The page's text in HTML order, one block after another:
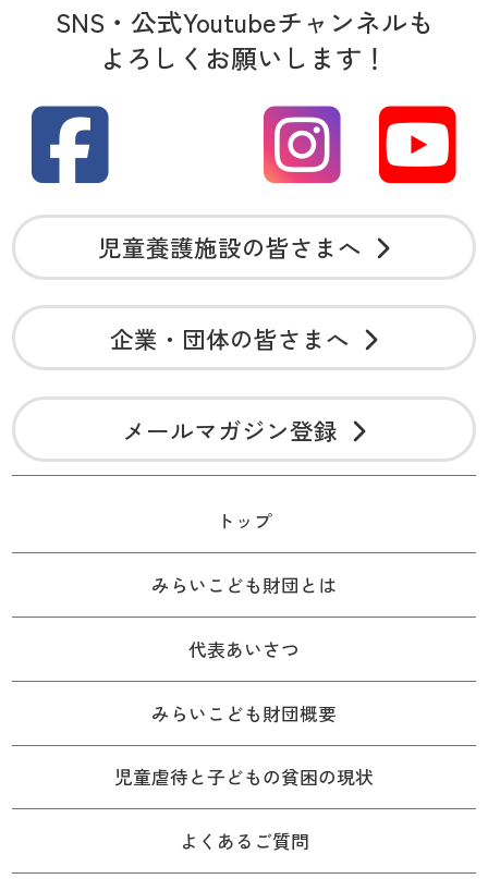
SNS・公式Youtubeチャンネルも
よろしくお願いします！
児童養護施設の皆さまへ
企業・団体の皆さまへ
メールマガジン登録
トップ
みらいこども財団とは
代表あいさつ
みらいこども財団概要
児童虐待と子どもの貧困の現状
よくあるご質問